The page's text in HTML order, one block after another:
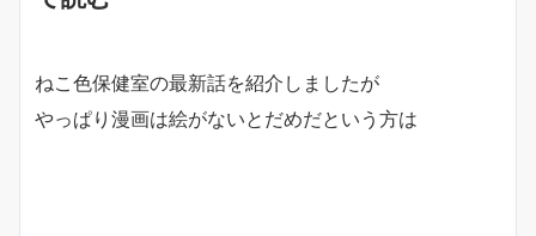
ねこ色保健室の最新話を紹介しましたが
やっぱり漫画は絵がないとだめだという方は